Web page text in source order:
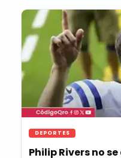
DEPORTES
Philip Rivers no